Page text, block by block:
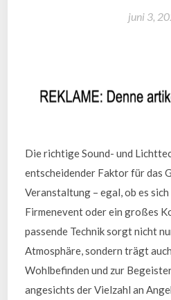
juni 3,
Die richtige Sound- und
entscheidender Faktor für das
Veranstaltung – egal, ob es
Firmenevent oder ein großes
passende Technik sorgt nicht
Atmosphäre, sondern trägt
Wohlbefinden und zur
angesichts der Vielzahl an